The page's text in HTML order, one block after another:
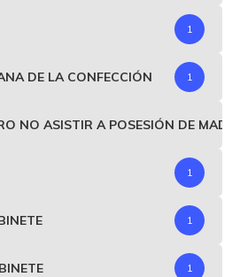
1
DE LA CONFECCIÓN 1
NO ASISTIR A POSESIÓN DE
1
1
1